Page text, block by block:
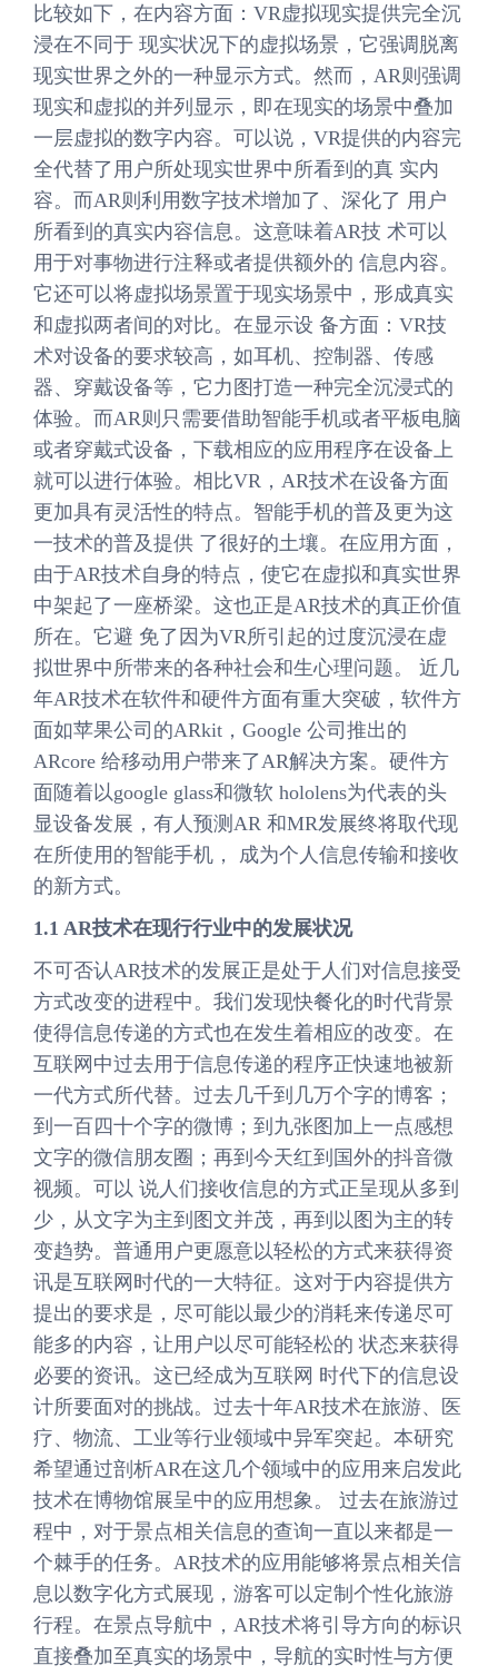
比较如下，在内容方面：VR虚拟现实提供完全沉
浸在不同于 现实状况下的虚拟场景，它强调脱离
现实世界之外的一种显示方式。然而，AR则强调
现实和虚拟的并列显示，即在现实的场景中叠加
一层虚拟的数字内容。可以说，VR提供的内容完
全代替了用户所处现实世界中所看到的真 实内
容。而AR则利用数字技术增加了、深化了 用户
所看到的真实内容信息。这意味着AR技 术可以
用于对事物进行注释或者提供额外的 信息内容。
它还可以将虚拟场景置于现实场景中，形成真实
和虚拟两者间的对比。在显示设 备方面：VR技
术对设备的要求较高，如耳机、控制器、传感
器、穿戴设备等，它力图打造一种完全沉浸式的
体验。而AR则只需要借助智能手机或者平板电脑
或者穿戴式设备，下载相应的应用程序在设备上
就可以进行体验。相比VR，AR技术在设备方面
更加具有灵活性的特点。智能手机的普及更为这
一技术的普及提供 了很好的土壤。在应用方面，
由于AR技术自身的特点，使它在虚拟和真实世界
中架起了一座桥梁。这也正是AR技术的真正价值
所在。它避 免了因为VR所引起的过度沉浸在虚
拟世界中所带来的各种社会和生心理问题。 近几
年AR技术在软件和硬件方面有重大突破，软件方
面如苹果公司的ARkit，Google 公司推出的
ARcore 给移动用户带来了AR解决方案。硬件方
面随着以google glass和微软 hololens为代表的头
显设备发展，有人预测AR 和MR发展终将取代现
在所使用的智能手机， 成为个人信息传输和接收
的新方式。
1.1 AR技术在现行行业中的发展状况
不可否认AR技术的发展正是处于人们对信息接受
方式改变的进程中。我们发现快餐化的时代背景
使得信息传递的方式也在发生着相应的改变。在
互联网中过去用于信息传递的程序正快速地被新
一代方式所代替。过去几千到几万个字的博客；
到一百四十个字的微博；到九张图加上一点感想
文字的微信朋友圈；再到今天红到国外的抖音微
视频。可以 说人们接收信息的方式正呈现从多到
少，从文字为主到图文并茂，再到以图为主的转
变趋势。普通用户更愿意以轻松的方式来获得资
讯是互联网时代的一大特征。这对于内容提供方
提出的要求是，尽可能以最少的消耗来传递尽可
能多的内容，让用户以尽可能轻松的 状态来获得
必要的资讯。这已经成为互联网 时代下的信息设
计所要面对的挑战。过去十年AR技术在旅游、医
疗、物流、工业等行业领域中异军突起。本研究
希望通过剖析AR在这几个领域中的应用来启发此
技术在博物馆展呈中的应用想象。 过去在旅游过
程中，对于景点相关信息的查询一直以来都是一
个棘手的任务。AR技术的应用能够将景点相关信
息以数字化方式展现，游客可以定制个性化旅游
行程。在景点导航中，AR技术将引导方向的标识
直接叠加至真实的场景中，导航的实时性与方便